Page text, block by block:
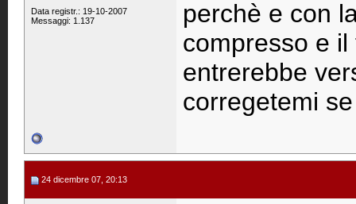
Data registr.: 19-10-2007
Messaggi: 1.137
perchè e con
compresso e
entrerebbe
corregetemi
24 dicembre 07, 20:13